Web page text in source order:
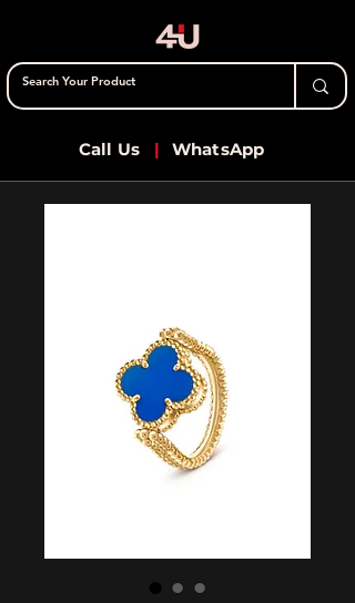
Call Us | WhatsApp